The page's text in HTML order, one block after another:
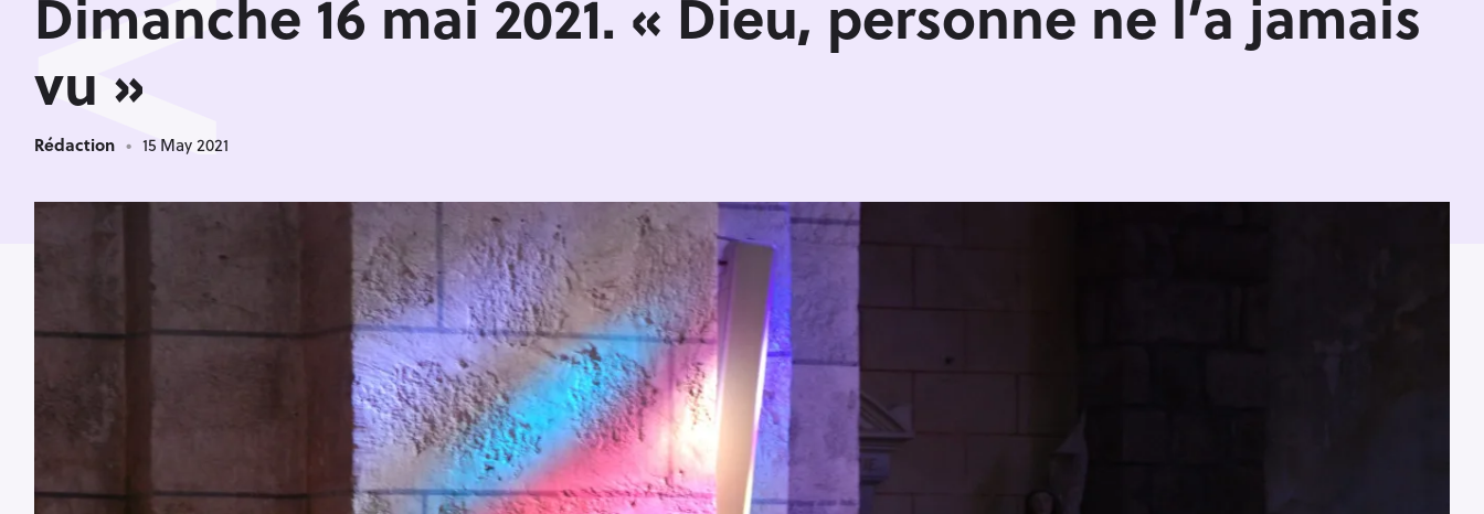
Dimanche 16 mai 2021. « Dieu, personne ne l’a jamais
vu »
Rédaction 15 May 2021